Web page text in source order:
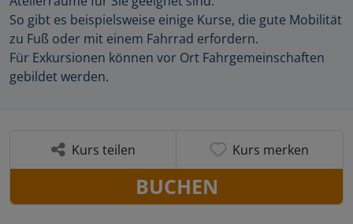
So gibt es beispielsweise einige Kurse, die gute Mobilität
zu Fuß oder mit einem Fahrrad erfordern.
Für Exkursionen können vor Ort Fahrgemeinschaften
gebildet werden.
Kurs teilen Kurs merken
BUCHEN